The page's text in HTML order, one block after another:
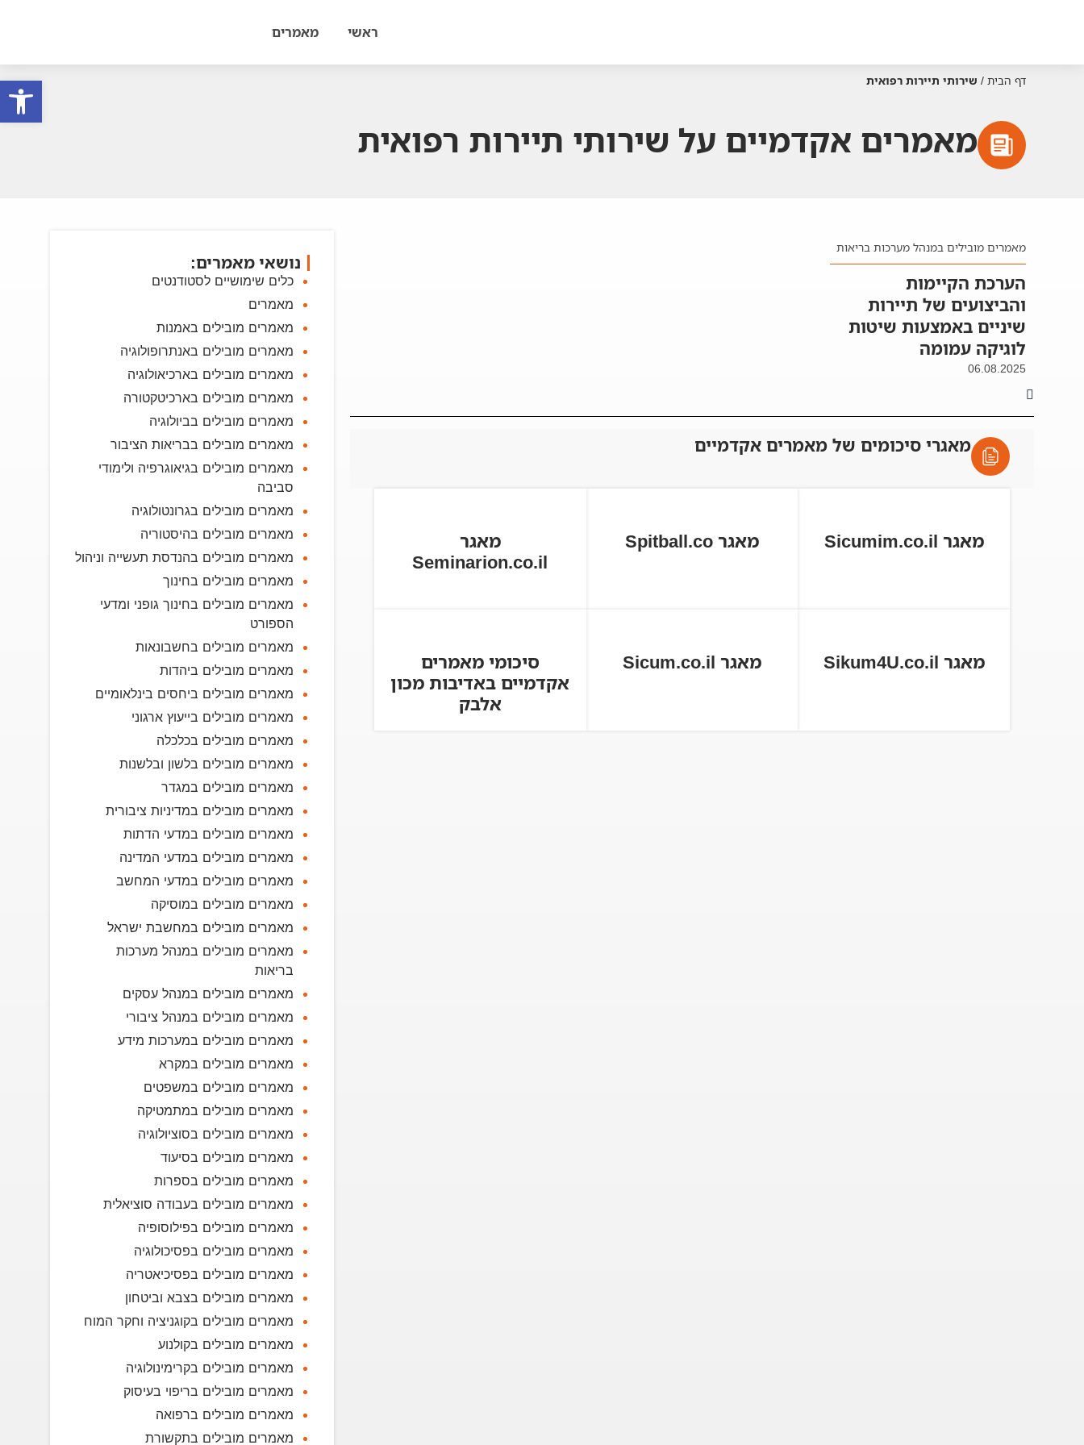
ראשי מאמרים
דף הבית / שירותי תיירות רפואית
מאמרים אקדמיים על שירותי תיירות רפואית
מאמרים מובילים במנהל מערכות בריאות
הערכת הקיימות
והביצועים של תיירות
שיניים באמצעות שיטות
לוגיקה עמומה
06.08.2025
מאגרי סיכומים של מאמרים אקדמיים
מאגר Sicumim.co.il מאגר Spitball.co
מאגר
Seminarion.co.il
מאגר Sikum4U.co.il מאגר Sicum.co.il
סיכומי מאמרים
אקדמיים באדיבות מכון
אלבק
נושאי מאמרים:
כלים שימושיים לסטודנטים
מאמרים
מאמרים מובילים באמנות
מאמרים מובילים באנתרופולוגיה
מאמרים מובילים בארכיאולוגיה
מאמרים מובילים בארכיטקטורה
מאמרים מובילים בביולוגיה
מאמרים מובילים בבריאות הציבור
מאמרים מובילים בגיאוגרפיה ולימודי
סביבה
מאמרים מובילים בגרונטולוגיה
מאמרים מובילים בהיסטוריה
מאמרים מובילים בהנדסת תעשייה וניהול
מאמרים מובילים בחינוך
מאמרים מובילים בחינוך גופני ומדעי
הספורט
מאמרים מובילים בחשבונאות
מאמרים מובילים ביהדות
מאמרים מובילים ביחסים בינלאומיים
מאמרים מובילים בייעוץ ארגוני
מאמרים מובילים בכלכלה
מאמרים מובילים בלשון ובלשנות
מאמרים מובילים במגדר
מאמרים מובילים במדיניות ציבורית
מאמרים מובילים במדעי הדתות
מאמרים מובילים במדעי המדינה
מאמרים מובילים במדעי המחשב
מאמרים מובילים במוסיקה
מאמרים מובילים במחשבת ישראל
מאמרים מובילים במנהל מערכות
בריאות
מאמרים מובילים במנהל עסקים
מאמרים מובילים במנהל ציבורי
מאמרים מובילים במערכות מידע
מאמרים מובילים במקרא
מאמרים מובילים במשפטים
מאמרים מובילים במתמטיקה
מאמרים מובילים בסוציולוגיה
מאמרים מובילים בסיעוד
מאמרים מובילים בספרות
מאמרים מובילים בעבודה סוציאלית
מאמרים מובילים בפילוסופיה
מאמרים מובילים בפסיכולוגיה
מאמרים מובילים בפסיכיאטריה
מאמרים מובילים בצבא וביטחון
מאמרים מובילים בקוגניציה וחקר המוח
מאמרים מובילים בקולנוע
מאמרים מובילים בקרימינולוגיה
מאמרים מובילים בריפוי בעיסוק
מאמרים מובילים ברפואה
מאמרים מובילים בתקשורת
פתח